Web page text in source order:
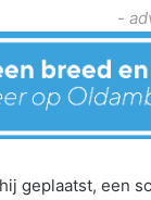
-
geplaatst, een